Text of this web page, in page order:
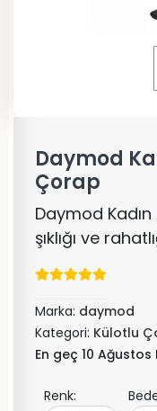
Daymod
Çorap
Daymod
şıklığı ve
Marka: daymod
Kategori: Külotlu
En geç 10
Renk: